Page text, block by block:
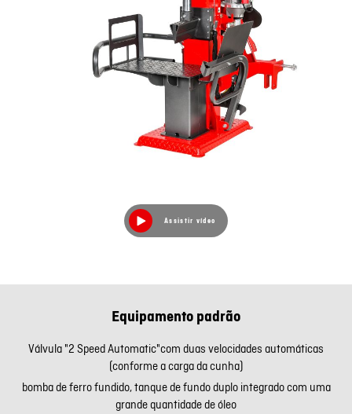
Assistir vídeo
Equipamento padrão
Válvula "2 Speed Automatic"com duas velocidades automáticas
(conforme a carga da cunha)
bomba de ferro fundido, tanque de fundo duplo integrado com uma
grande quantidade de óleo